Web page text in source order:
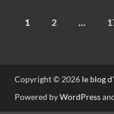
1 2 …
Copyright © 2026 le blog
Powered byWordPress